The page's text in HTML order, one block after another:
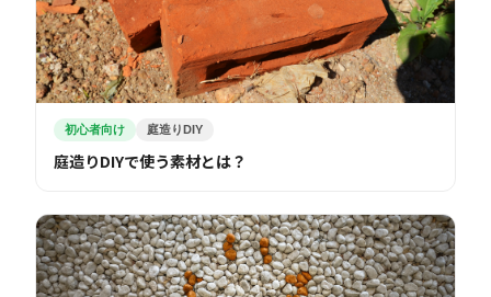
初心者向け 庭造りDIY
庭造りDIYで使う素材とは？